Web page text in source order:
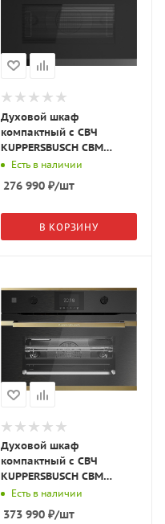
Духовой шкаф
компактный с СВЧ
KUPPERSBUSCH CBM
6330.0 KSM6 MattBlack
Есть в наличии
276 990₽/шт
В КОРЗИНУ
Духовой шкаф
компактный с СВЧ
KUPPERSBUSCH CBM
6350.0 GPH 4 графитовое
стекло/Gold
Есть в наличии
373 990₽/шт